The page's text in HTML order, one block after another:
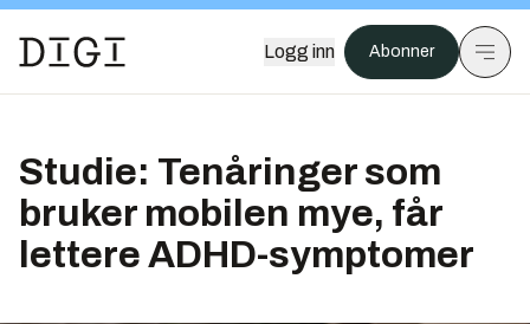
Logg inn Abonner
Studie: Tenåringer som
bruker mobilen mye, får
lettere ADHD-symptomer